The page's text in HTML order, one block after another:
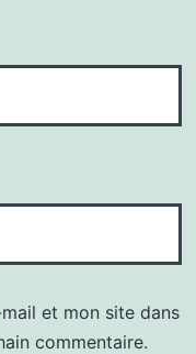
et mon site dans
commentaire.